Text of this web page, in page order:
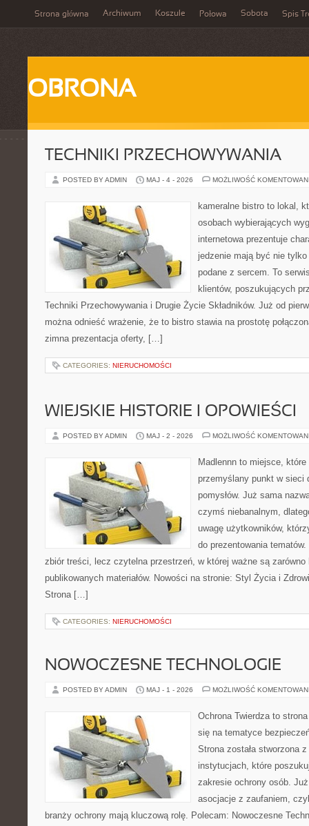
Strona główna Archiwum Koszule Połowa Sobota Spis
OBRONA
TECHNIKI PRZECHOWYWANIA
POSTED BY ADMIN MAJ - 4 - 2026 MOŻLIWOŚĆ
kameralne bistro to lokal,
osobach wybierających
internetowa prezentuje
jedzenie mają być nie
podane z sercem. To
klientów, poszukujących
Techniki Przechowywania i Drugie Życie Składników. Już od
można odnieść wrażenie, że to bistro stawia na prostotę
zimna prezentacja oferty, […]
CATEGORIES: NIERUCHOMOŚCI
WIEJSKIE HISTORIE I OPOWIEŚCI
POSTED BY ADMIN MAJ - 2 - 2026 MOŻLIWOŚĆ
Madlennn to miejsce,
przemyślany punkt w sieci
pomysłów. Już sama
czymś niebanalnym,
uwagę użytkowników,
do prezentowania
zbiór treści, lecz czytelna przestrzeń, w której ważne są
publikowanych materiałów. Nowości na stronie: Styl Życia i
Strona […]
CATEGORIES: NIERUCHOMOŚCI
NOWOCZESNE TECHNOLOGIE
POSTED BY ADMIN MAJ - 1 - 2026 MOŻLIWOŚĆ
Ochrona Twierdza to
się na tematyce
Strona została stworzona
instytucjach, które
zakresie ochrony osób.
asocjacje z zaufaniem,
branży ochrony mają kluczową rolę. Polecam: Nowoczesne